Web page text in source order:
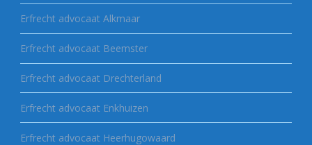
Erfrecht advocaat Alkmaar
Erfrecht advocaat Beemster
Erfrecht advocaat Drechterland
Erfrecht advocaat Enkhuizen
Erfrecht advocaat Heerhugowaard